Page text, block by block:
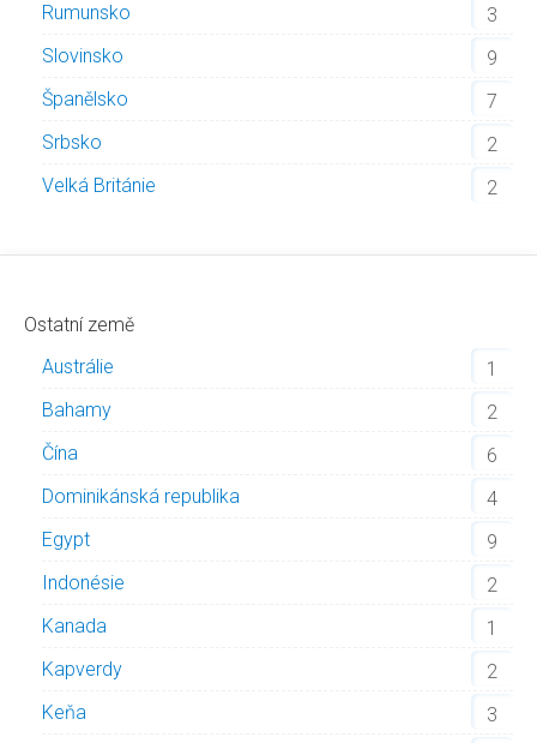
Rumunsko
3
Slovinsko
9
Španělsko
7
Srbsko
2
Velká Británie
2
Ostatní země
Austrálie
1
Bahamy
2
Čína
6
Dominikánská republika
4
Egypt
9
Indonésie
2
Kanada
1
Kapverdy
2
Keňa
3